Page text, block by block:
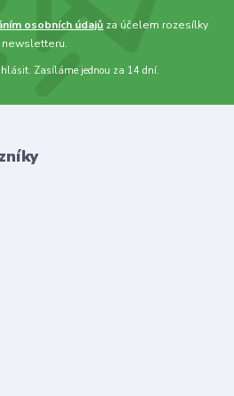
osobních údajů za účelem rozesílky
newsletteru.
Zasíláme jednou za 14 dní.